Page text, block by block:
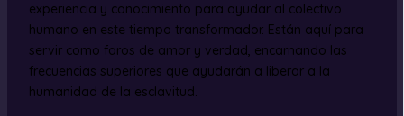
experiencia y conocimiento para ayudar al colectivo
humano en este tiempo transformador. Están aquí para
servir como faros de amor y verdad, encarnando las
frecuencias superiores que ayudarán a liberar a la
humanidad de la esclavitud.